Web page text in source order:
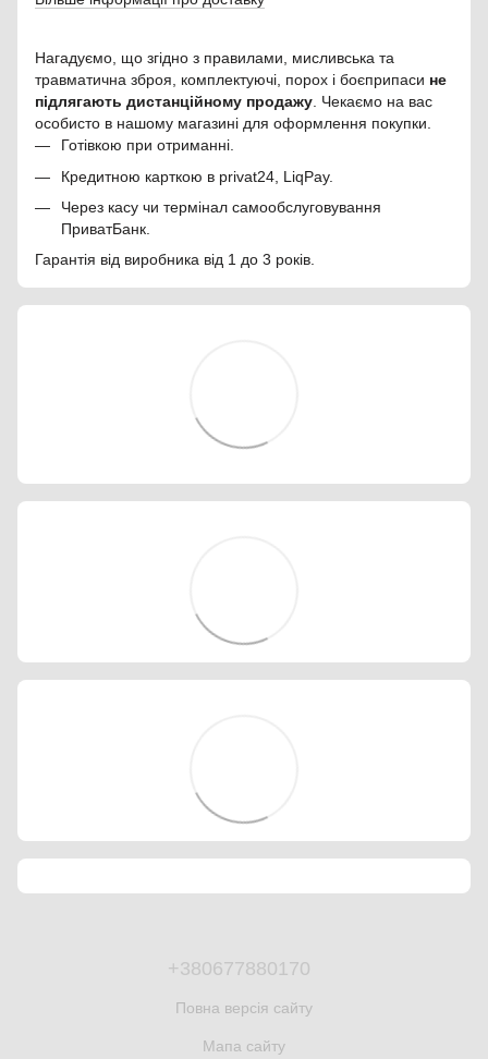
Нагадуємо, що згідно з правилами, мисливська та
травматична зброя, комплектуючі, порох і боєприпаси не
підлягають дистанційному продажу . Чекаємо на вас
особисто в нашому магазині для оформлення покупки.
Готівкою при отриманні.
Кредитною карткою в privat24, LiqPay.
Через касу чи термінал самообслуговування
ПриватБанк.
Гарантія від виробника від 1 до 3 років.
+380677880170
Повна версія сайту
Мапа сайту